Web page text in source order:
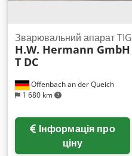
Offenbach an der Queich
1 680 km
Зварювальний апарат TIG
H.W. Hermann GmbH
T DC
ціну